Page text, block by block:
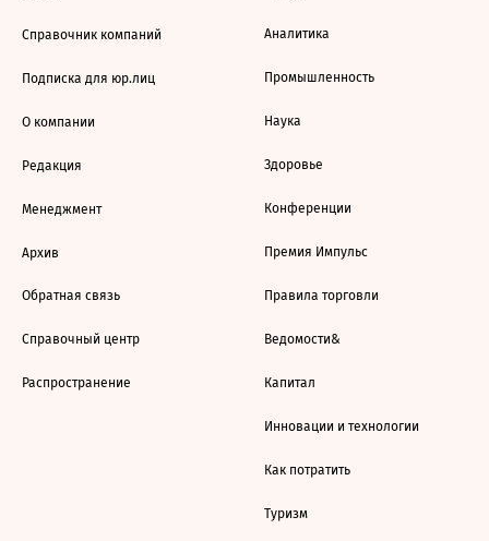
Справочник компаний
Подписка для юр.лиц
О компании
Редакция
Менеджмент
Архив
Обратная связь
Справочный центр
Распространение
Аналитика
Промышленность
Наука
Здоровье
Конференции
Премия Импульс
Правила торговли
Ведомости&
Капитал
Инновации и технологии
Как потратить
Туризм